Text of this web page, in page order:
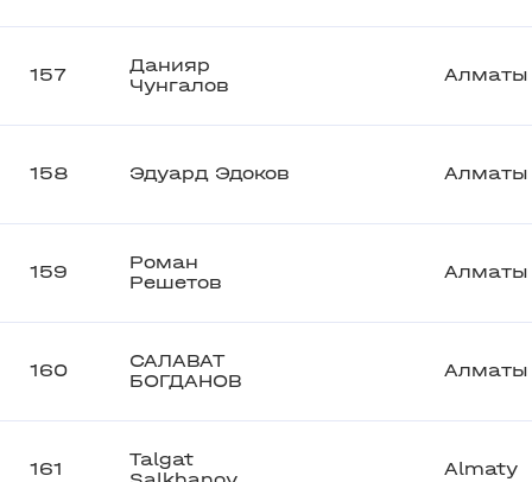
157
Данияр
Чунгалов
Алматы
158 Эдуард Эдоков Алматы
159
Роман
Решетов
Алматы
160
САЛАВАТ
БОГДАНОВ
Алматы
161
Talgat
Almaty